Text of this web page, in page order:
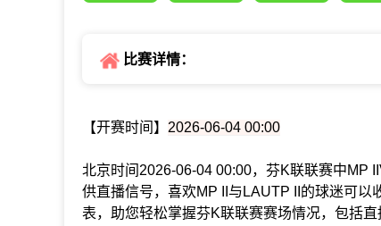
比赛详情：
【开赛时间】 2026-06-04 00:00
北京时间2026-06-04 00:00，芬K联联赛中MP
供直播信号，喜欢MP II与LAUTP II的球迷可
表，助您轻松掌握芬K联联赛赛场情况，包括